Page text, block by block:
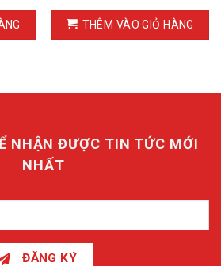
THÊM VÀO GIỎ HÀNG
NHẬN ĐƯỢC TIN TỨC MỚI
NHẤT
ĐĂNG KÝ